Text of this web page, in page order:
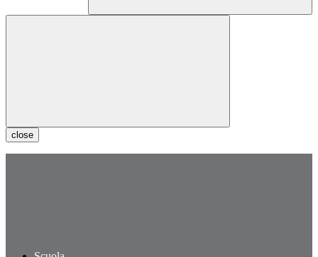
close